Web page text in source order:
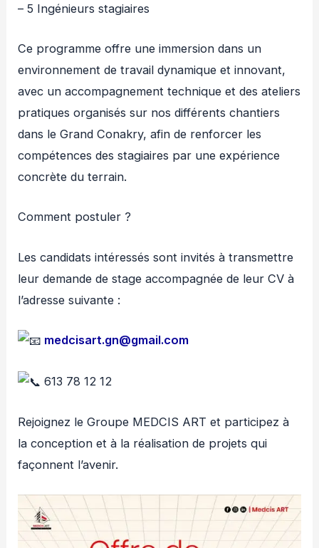
– 5 Ingénieurs stagiaires
Ce programme offre une immersion dans un
environnement de travail dynamique et innovant,
avec un accompagnement technique et des ateliers
pratiques organisés sur nos différents chantiers
dans le Grand Conakry, afin de renforcer les
compétences des stagiaires par une expérience
concrète du terrain.
Comment postuler ?
Les candidats intéressés sont invités à transmettre
leur demande de stage accompagnée de leur CV à
l’adresse suivante :
medcisart.gn@gmail.com
613 78 12 12
Rejoignez le Groupe MEDCIS ART et participez à
la conception et à la réalisation de projets qui
façonnent l’avenir.